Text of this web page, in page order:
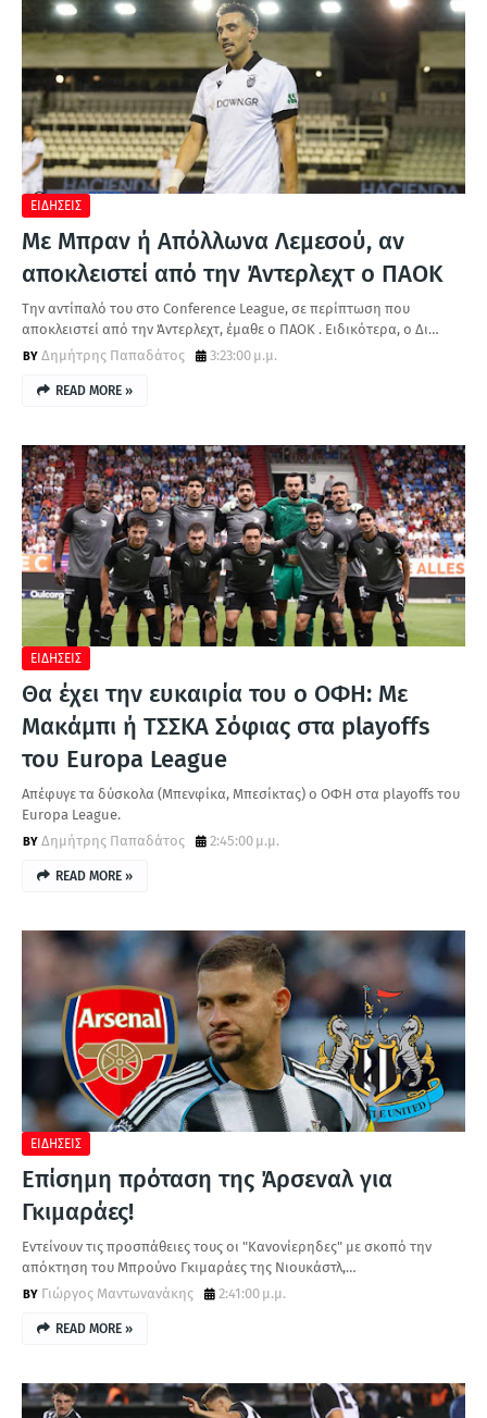
ΕΙΔΗΣΕΙΣ
Με Μπραν ή Απόλλωνα Λεμεσού, αν
αποκλειστεί από την Άντερλεχτ ο ΠΑΟΚ
Την αντίπαλό του στο Conference League, σε περίπτωση που
αποκλειστεί από την Άντερλεχτ, έμαθε ο ΠΑΟΚ . Ειδικότερα, ο Δι…
Δημήτρης Παπαδάτος
3:23:00 μ.μ.
READ MORE »
ΕΙΔΗΣΕΙΣ
Θα έχει την ευκαιρία του ο ΟΦΗ: Με
Μακάμπι ή ΤΣΣΚΑ Σόφιας στα playoffs
του Europa League
Απέφυγε τα δύσκολα (Μπενφίκα, Μπεσίκτας) ο ΟΦΗ στα playoffs του
Europa League.
Δημήτρης Παπαδάτος
2:45:00 μ.μ.
READ MORE »
ΕΙΔΗΣΕΙΣ
Επίσημη πρόταση της Άρσεναλ για
Γκιμαράες!
Εντείνουν τις προσπάθειες τους οι "Κανονίερηδες" με σκοπό την
απόκτηση του Μπρούνο Γκιμαράες της Νιουκάστλ,…
Γιώργος Μαντωνανάκης
2:41:00 μ.μ.
READ MORE »